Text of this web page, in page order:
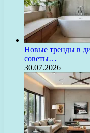
Новые тренды в
советы…
30.07.2026